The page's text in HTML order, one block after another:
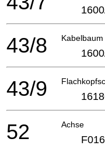
Kabelbaum
43/8
43/9
Achse
52